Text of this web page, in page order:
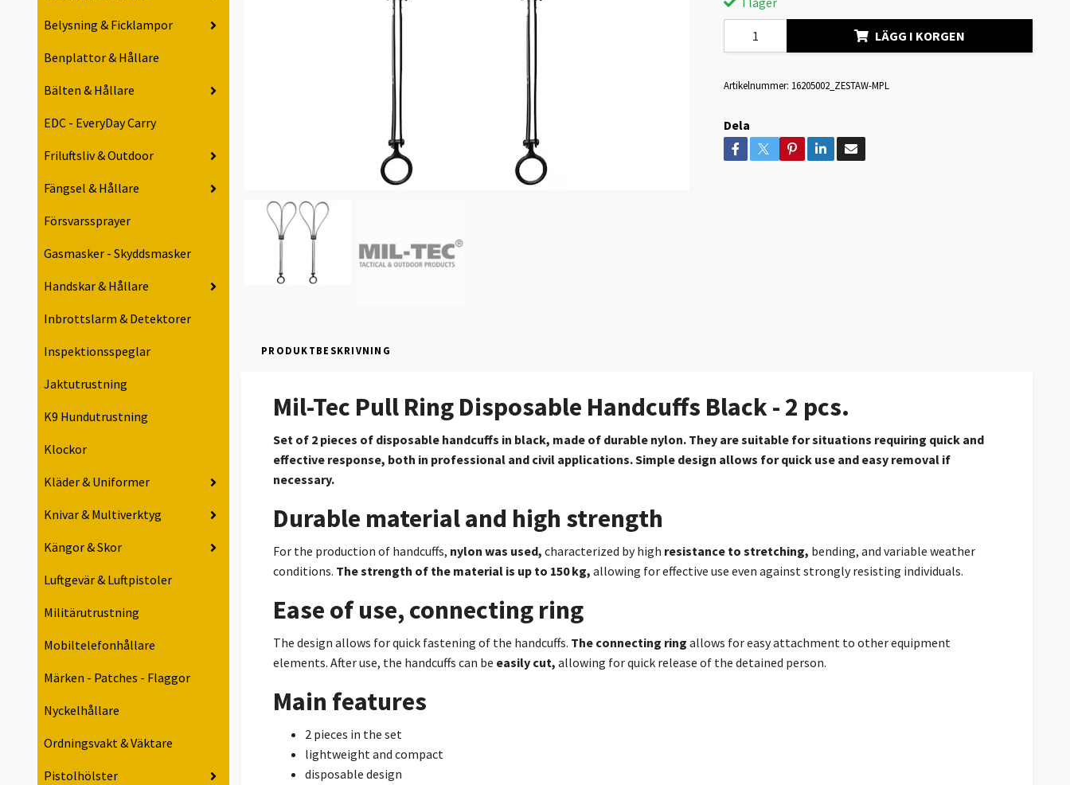
Belysning & Ficklampor
Benplattor & Hållare
Bälten & Hållare
EDC - EveryDay Carry
Friluftsliv & Outdoor
Fängsel & Hållare
Försvarssprayer
Gasmasker - Skyddsmasker
Handskar & Hållare
Inbrottslarm & Detektorer
Inspektionsspeglar
Jaktutrustning
K9 Hundutrustning
Klockor
Kläder & Uniformer
Knivar & Multiverktyg
Kängor & Skor
Luftgevär & Luftpistoler
Militärutrustning
Mobiltelefonhållare
Märken - Patches - Flaggor
Nyckelhållare
Ordningsvakt & Väktare
Pistolhölster
LÄGG I KORGEN
Artikelnummer: 16205002_ZESTAW-MPL
Dela
PRODUKTBESKRIVNING
Mil-Tec Pull Ring Disposable Handcuffs Black - 2 pcs.
Set of 2 pieces of disposable handcuffs in black, made of durable nylon. They are suitable for situations requiring quick and
effective response, both in professional and civil applications. Simple design allows for quick use and easy removal if
necessary.
Durable material and high strength
For the production of handcuffs, nylon was used, characterized by high resistance to stretching, bending, and variable weather
conditions. The strength of the material is up to 150 kg, allowing for effective use even against strongly resisting individuals.
Ease of use, connecting ring
The design allows for quick fastening of the handcuffs. The connecting ring allows for easy attachment to other equipment
elements. After use, the handcuffs can be easily cut, allowing for quick release of the detained person.
Main features
2 pieces in the set
lightweight and compact
disposable design